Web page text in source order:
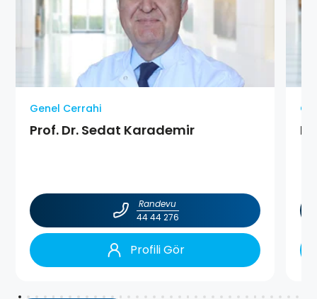
Genel Cerrahi
Prof. Dr. Sedat Karademir
Randevu
44 44 276
Profili Gör